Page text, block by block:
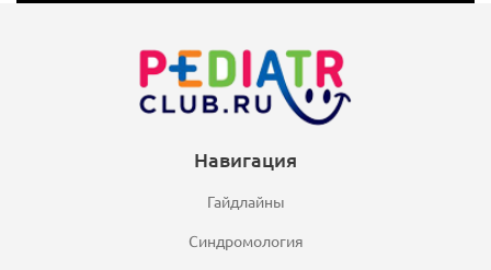
Навигация
Гайдлайны
Синдромология